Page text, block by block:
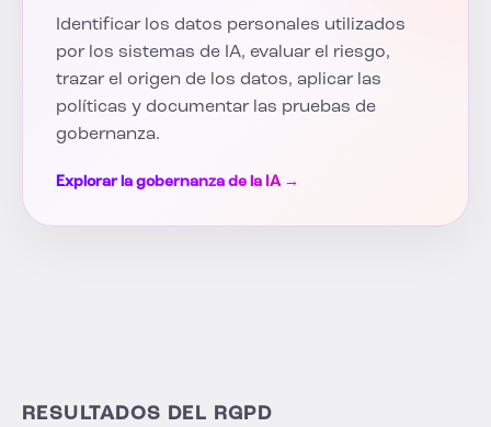
Identificar los datos personales utilizados
por los sistemas de IA, evaluar el riesgo,
trazar el origen de los datos, aplicar las
políticas y documentar las pruebas de
gobernanza.
Explorar la gobernanza de la IA →
RESULTADOS DEL RGPD